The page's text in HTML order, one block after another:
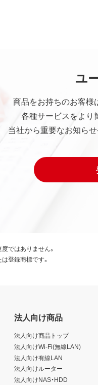
ユ
商品をお持ちのお客様
各種サービスをより
当社から重要なお知ら
ではありません。
登録商標です。
法人向け商品
法人向け商品トップ
法人向けWi-Fi(無線LAN)
法人向け有線LAN
法人向けルーター
法人向けNAS・HDD